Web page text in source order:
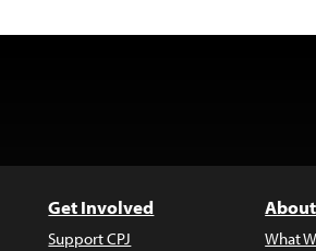
Get Involved
Support CPJ
What